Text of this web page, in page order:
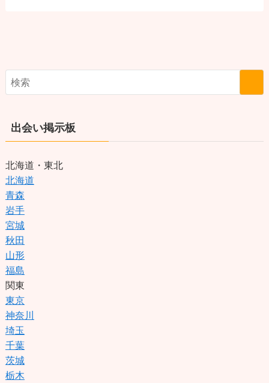
出会い掲示板
北海道・東北
北海道
青森
岩手
宮城
秋田
山形
福島
関東
東京
神奈川
埼玉
千葉
茨城
栃木